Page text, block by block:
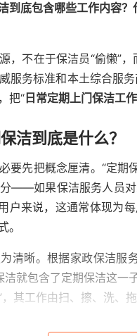
到底包含哪些工作内容
，不在于保洁员“偷懒”
服务标准和本土综合服务
把“ 日常定期上门保洁工
洁到底是什么？
要先把概念厘清。“定期
——如果保洁服务人员
户来说，这通常体现为
。
清晰。根据家政保洁服
洁就包含了定期保洁这
其工作由扫、擦、洗、
核心是“高频维护”——通过